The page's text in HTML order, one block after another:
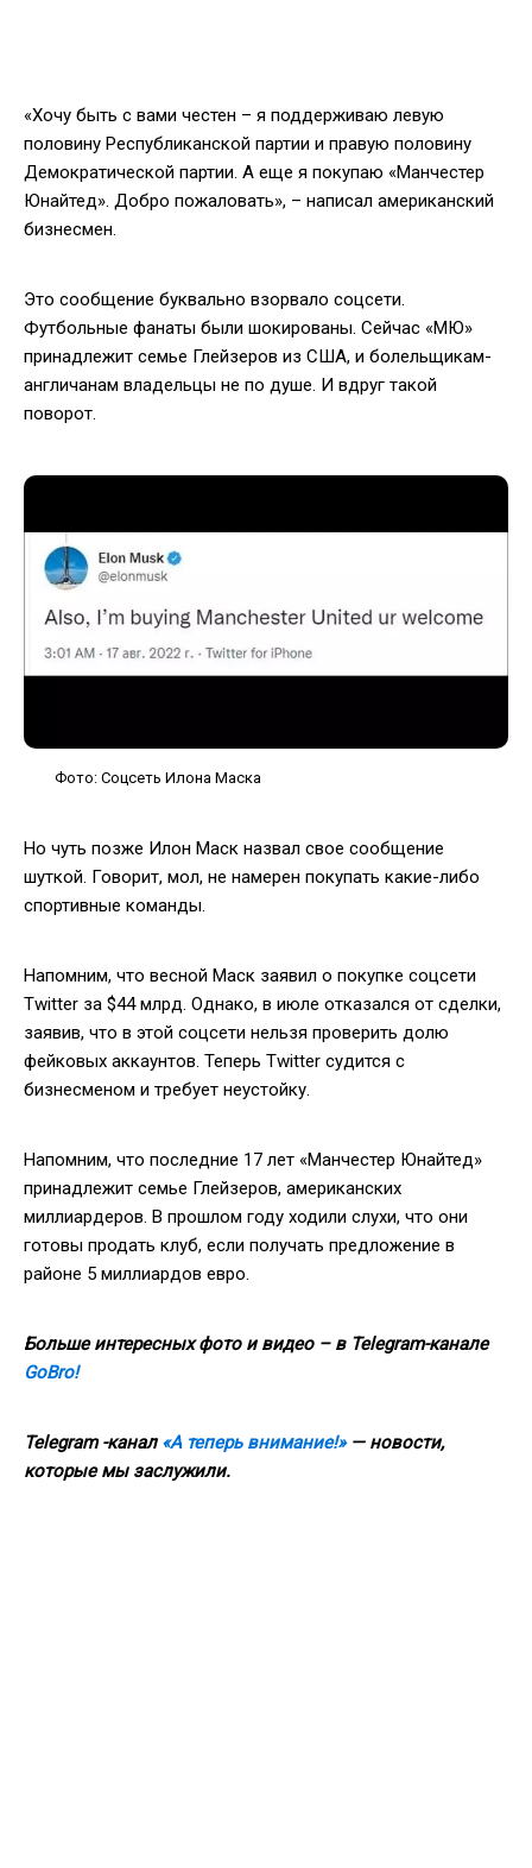
«Хочу быть с вами честен – я поддерживаю левую
половину Республиканской партии и правую половину
Демократической партии. А еще я покупаю «Манчестер
Юнайтед». Добро пожаловать», – написал американский
бизнесмен.
Это сообщение буквально взорвало соцсети.
Футбольные фанаты были шокированы. Сейчас «МЮ»
принадлежит семье Глейзеров из США, и болельщикам-
англичанам владельцы не по душе. И вдруг такой
поворот.
Фото: Соцсеть Илона Маска
Но чуть позже Илон Маск назвал свое сообщение
шуткой. Говорит, мол, не намерен покупать какие-либо
спортивные команды.
Напомним, что весной Маск заявил о покупке соцсети
Twitter за $44 млрд. Однако, в июле отказался от сделки,
заявив, что в этой соцсети нельзя проверить долю
фейковых аккаунтов. Теперь Twitter судится с
бизнесменом и требует неустойку.
Напомним, что последние 17 лет «Манчестер Юнайтед»
принадлежит семье Глейзеров, американских
миллиардеров. В прошлом году ходили слухи, что они
готовы продать клуб, если получать предложение в
районе 5 миллиардов евро.
Больше интересных фото и видео – в Telegram-канале
GoBro!
Telegram -канал «А теперь внимание!»— новости,
которые мы заслужили.